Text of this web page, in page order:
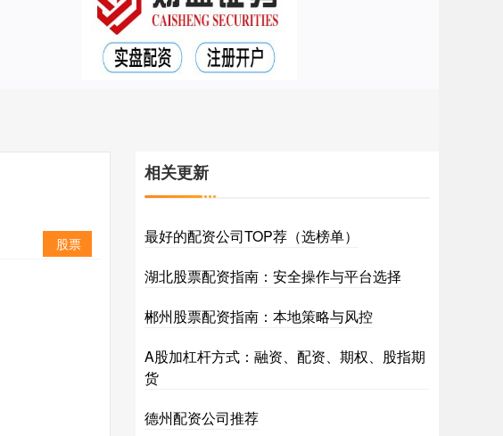
股票
相关更新
最好的配资公司TOP荐（选榜单）
湖北股票配资指南：安全操作与平台选择
郴州股票配资指南：本地策略与风控
A股加杠杆方式：融资、配资、期权、股指期
货
德州配资公司推荐